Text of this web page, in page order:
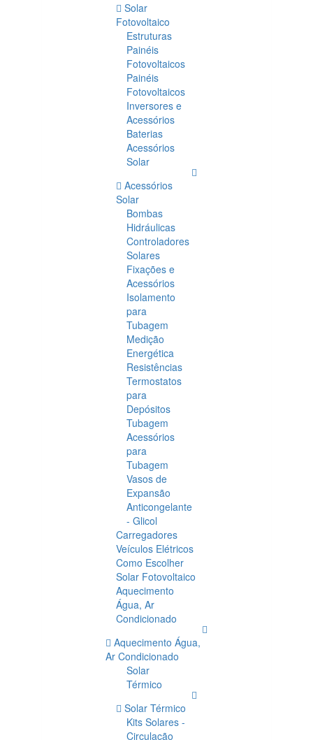
Solar
Fotovoltaico
Estruturas
Painéis
Fotovoltaicos
Painéis
Fotovoltaicos
Inversores e
Acessórios
Baterias
Acessórios
Solar
Acessórios
Solar
Bombas
Hidráulicas
Controladores
Solares
Fixações e
Acessórios
Isolamento
para
Tubagem
Medição
Energética
Resistências
Termostatos
para
Depósitos
Tubagem
Acessórios
para
Tubagem
Vasos de
Expansão
Anticongelante
- Glicol
Carregadores
Veículos Elétricos
Como Escolher
Solar Fotovoltaico
Aquecimento
Água, Ar
Condicionado
Aquecimento Água,
Ar Condicionado
Solar
Térmico
Solar Térmico
Kits Solares -
Circulação